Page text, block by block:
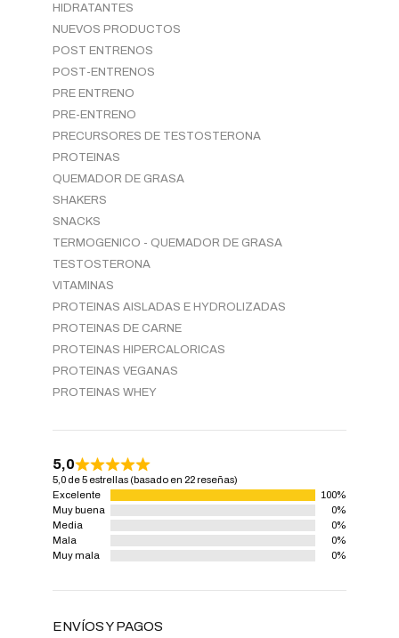
HIDRATANTES
NUEVOS PRODUCTOS
POST ENTRENOS
POST-ENTRENOS
PRE ENTRENO
PRE-ENTRENO
PRECURSORES DE TESTOSTERONA
PROTEINAS
QUEMADOR DE GRASA
SHAKERS
SNACKS
TERMOGENICO - QUEMADOR DE GRASA
TESTOSTERONA
VITAMINAS
PROTEINAS AISLADAS E HYDROLIZADAS
PROTEINAS DE CARNE
PROTEINAS HIPERCALORICAS
PROTEINAS VEGANAS
PROTEINAS WHEY
5,0
5,0 de 5 estrellas (basado en 22 reseñas)
Excelente
100%
Muy buena
0%
Media
0%
Mala
0%
Muy mala
0%
ENVÍOS Y PAGOS